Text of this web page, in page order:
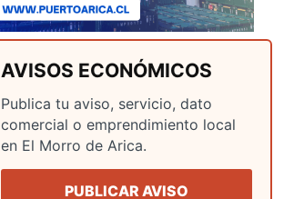
AVISOS ECONÓMICOS
Publica tu aviso, servicio, dato
comercial o emprendimiento local
en El Morro de Arica.
PUBLICAR AVISO